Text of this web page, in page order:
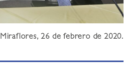
Miraflores, 26 de febrero de 2020.